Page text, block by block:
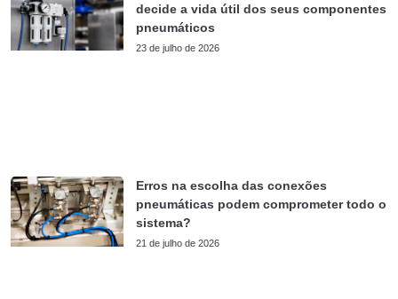
decide a vida útil dos seus componentes
pneumáticos
23 de julho de 2026
Erros na escolha das conexões
pneumáticas podem comprometer todo o
sistema?
21 de julho de 2026